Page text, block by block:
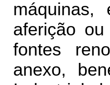
máquinas,
aferição
fontes
anexo,